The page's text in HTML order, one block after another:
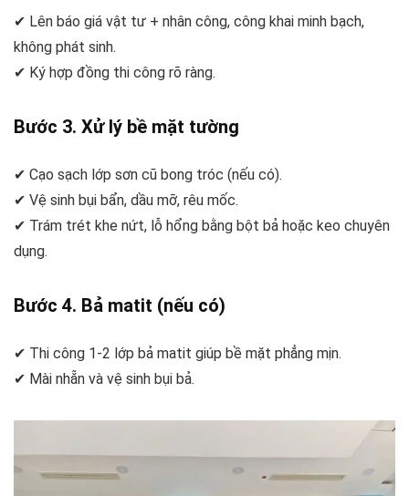
✔ Lên báo giá vật tư + nhân công, công khai minh bạch,
không phát sinh.
✔ Ký hợp đồng thi công rõ ràng.
Bước 3. Xử lý bề mặt tường
✔ Cạo sạch lớp sơn cũ bong tróc (nếu có).
✔ Vệ sinh bụi bẩn, dầu mỡ, rêu mốc.
✔ Trám trét khe nứt, lỗ hổng bằng bột bả hoặc keo chuyên
dụng.
Bước 4. Bả matit (nếu có)
✔ Thi công 1-2 lớp bả matit giúp bề mặt phẳng mịn.
✔ Mài nhẵn và vệ sinh bụi bả.